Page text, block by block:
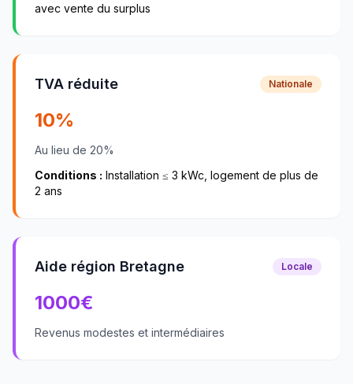
avec vente du surplus
TVA réduite Nationale
10%
Au lieu de 20%
Conditions : Installation ≤ 3 kWc, logement de plus de
2 ans
Aide région Bretagne Locale
1000€
Revenus modestes et intermédiaires